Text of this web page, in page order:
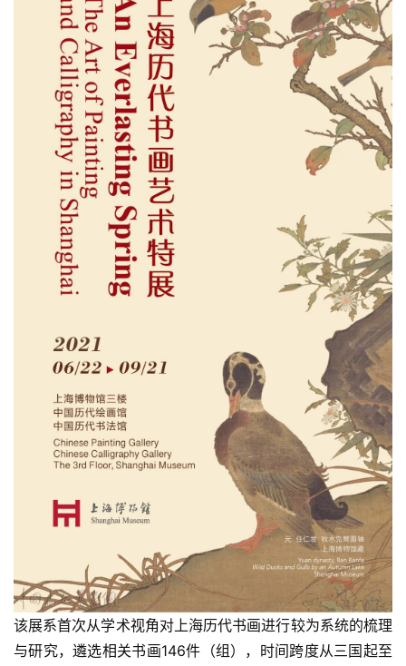
该展系首次从学术视角对上海历代书画进行较为系统的梳理
与研究，遴选相关书画146件（组），时间跨度从三国起至